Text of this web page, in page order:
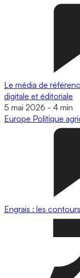
Le média de
digitale et éditoriale
5 mai 2026 - 4 min
Europe Politique
Engrais : les